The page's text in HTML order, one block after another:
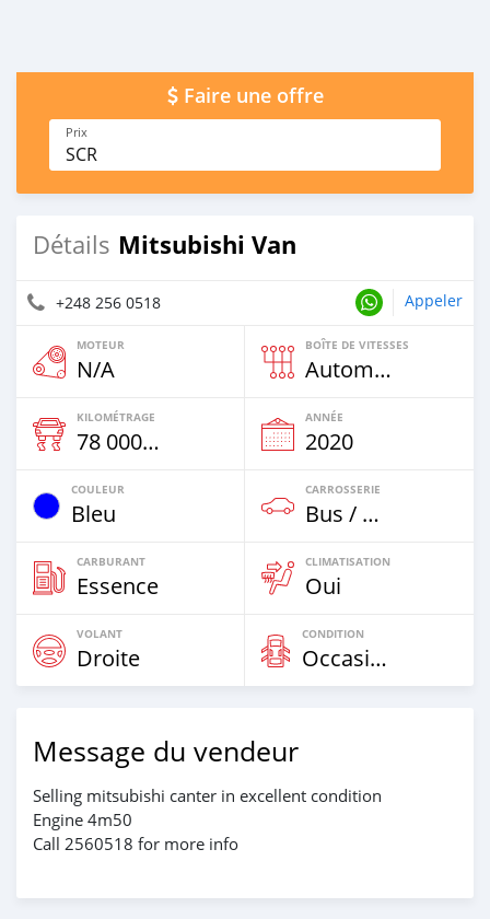
Faire une offre
Prix
SCR
Détails Mitsubishi Van
+248 256 0518 Appeler
MOTEUR
N/A
BOÎTE DE VITESSES
Automatique
KILOMÉTRAGE
78 000 Km
ANNÉE
2020
COULEUR
Bleu
CARROSSERIE
Bus / Autocoar
CARBURANT
Essence
CLIMATISATION
Oui
VOLANT
Droite
CONDITION
Occasion
Message du vendeur
Selling mitsubishi canter in excellent condition
Engine 4m50
Call 2560518 for more info